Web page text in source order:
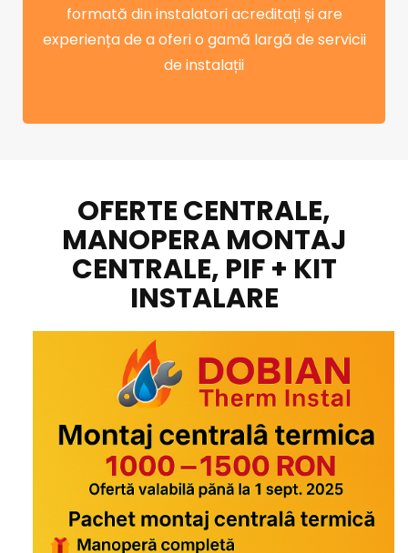
formată din instalatori acreditați și are
experiența de a oferi o gamă largă de servicii
de instalații
OFERTE CENTRALE,
MANOPERA MONTAJ
CENTRALE, PIF + KIT
INSTALARE